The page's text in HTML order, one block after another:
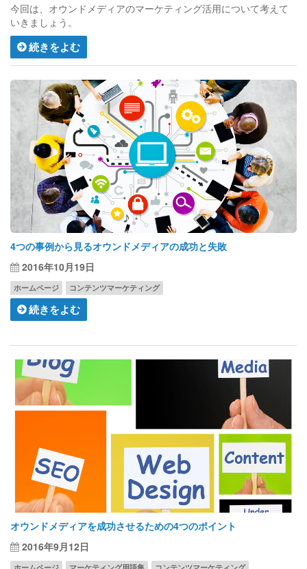
今回は、オウンドメディアのマーケティング活用について考えて
いきましょう。
続きをよむ
4つの事例から見るオウンドメディアの成功と失敗
2016年10月19日
ホームページ コンテンツマーケティング
続きをよむ
オウンドメディアを成功させるための4つのポイント
2016年9月12日